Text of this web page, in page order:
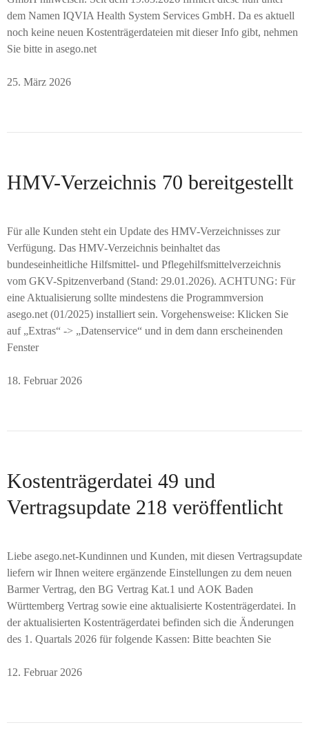
dem Namen IQVIA Health System Services GmbH. Da es aktuell
noch keine neuen Kostenträgerdateien mit dieser Info gibt, nehmen
Sie bitte in asego.net
25. März 2026
HMV-Verzeichnis 70 bereitgestellt
Für alle Kunden steht ein Update des HMV-Verzeichnisses zur
Verfügung. Das HMV-Verzeichnis beinhaltet das
bundeseinheitliche Hilfsmittel- und Pflegehilfsmittelverzeichnis
vom GKV-Spitzenverband (Stand: 29.01.2026). ACHTUNG: Für
eine Aktualisierung sollte mindestens die Programmversion
asego.net (01/2025) installiert sein. Vorgehensweise: Klicken Sie
auf „Extras“ -> „Datenservice“ und in dem dann erscheinenden
Fenster
18. Februar 2026
Kostenträgerdatei 49 und
Vertragsupdate 218 veröffentlicht
Liebe asego.net-Kundinnen und Kunden, mit diesen Vertragsupdate
liefern wir Ihnen weitere ergänzende Einstellungen zu dem neuen
Barmer Vertrag, den BG Vertrag Kat.1 und AOK Baden
Württemberg Vertrag sowie eine aktualisierte Kostenträgerdatei. In
der aktualisierten Kostenträgerdatei befinden sich die Änderungen
des 1. Quartals 2026 für folgende Kassen: Bitte beachten Sie
12. Februar 2026